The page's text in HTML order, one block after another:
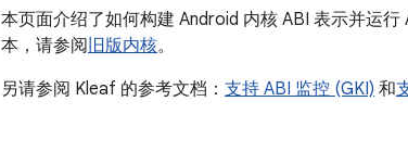
本页面介绍了如何构建 Android 内核 ABI 表示并运
本，请参阅 旧版内核。
另请参阅 Kleaf 的参考文档： 支持 ABI 监控 (GKI) 和